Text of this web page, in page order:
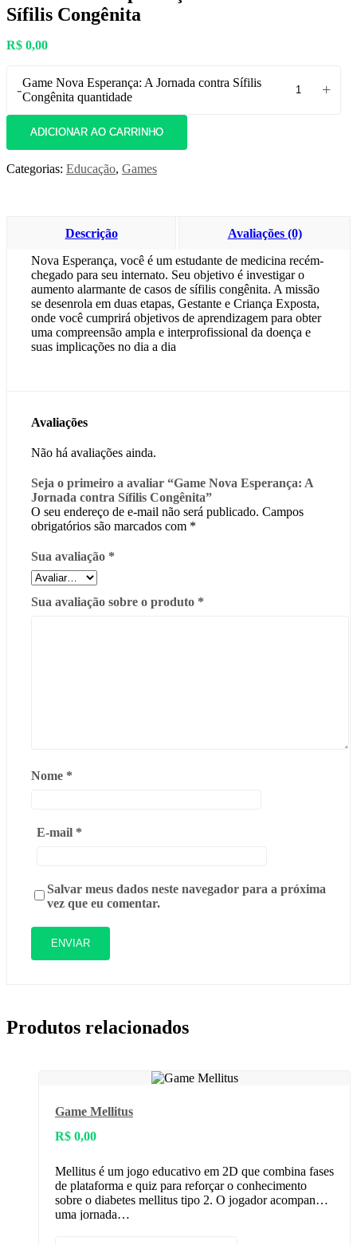
Sífilis Congênita
R$ 0,00
-Game Nova Esperança: A Jornada contra Sífilis
Congênita quantidade
+
ADICIONAR AO CARRINHO
Categorias: Educação, Games
Descrição
Avaliações (0)
Nova Esperança, você é um estudante de medicina recém-
chegado para seu internato. Seu objetivo é investigar o
aumento alarmante de casos de sífilis congênita. A missão
se desenrola em duas etapas, Gestante e Criança Exposta,
onde você cumprirá objetivos de aprendizagem para obter
uma compreensão ampla e interprofissional da doença e
suas implicações no dia a dia
Avaliações
Não há avaliações ainda.
Seja o primeiro a avaliar “Game Nova Esperança: A
Jornada contra Sífilis Congênita”
O seu endereço de e-mail não será publicado. Campos
obrigatórios são marcados com *
Sua avaliação *
Sua avaliação sobre o produto *
Nome *
E-mail *
Salvar meus dados neste navegador para a próxima
vez que eu comentar.
Produtos relacionados
Game Mellitus
R$ 0,00
Mellitus é um jogo educativo em 2D que combina fases
de plataforma e quiz para reforçar o conhecimento
sobre o diabetes mellitus tipo 2. O jogador acompanha
uma jornada…